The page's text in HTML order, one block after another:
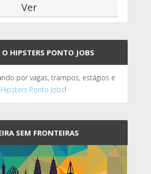
HIPSTERS PONTO JOBS
por vagas, trampos, estágios e
Hipsters Ponto Jobs!
SEM FRONTEIRAS